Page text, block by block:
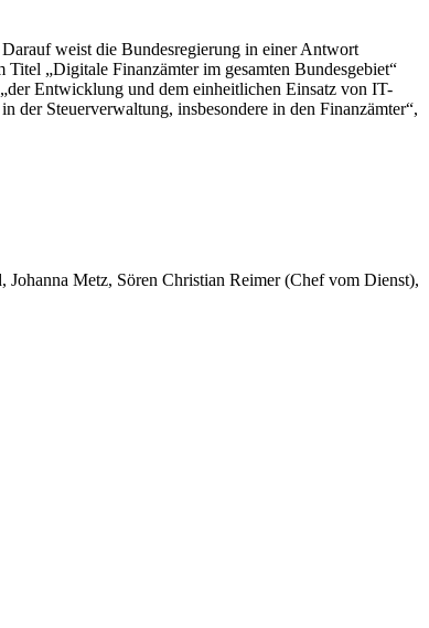
weist die Bundesregierung in einer Antwort
Titel „Digitale Finanzämter im gesamten Bundesgebiet“
Entwicklung und dem einheitlichen Einsatz von IT-
der Steuerverwaltung, insbesondere in den Finanzämter“,
Johanna Metz, Sören Christian Reimer (Chef vom Dienst),